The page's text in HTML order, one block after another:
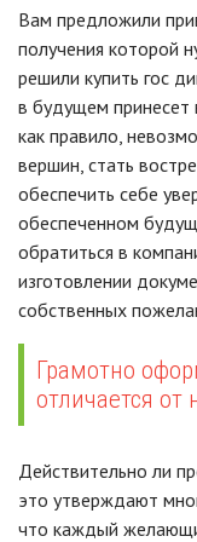
Вам предложили
получения которой
решили купить гос
в будущем принесет
как правило,
вершин, стать
обеспечить себе
обеспеченном
обратиться в
изготовлении
собственных
Грамотно
отличается от
Действительно ли
это утверждают
что каждый